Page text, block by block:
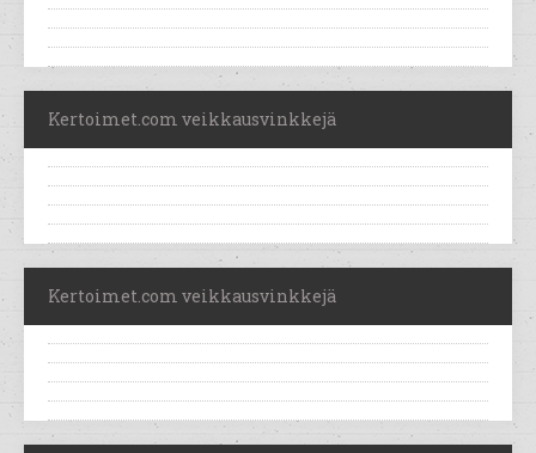
Kertoimet.com veikkausvinkkejä
Kertoimet.com veikkausvinkkejä